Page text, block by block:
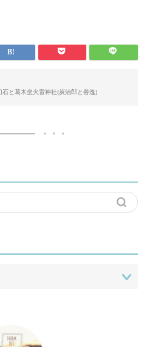
石と葛木坐火雷神社(炭治郎と善逸)